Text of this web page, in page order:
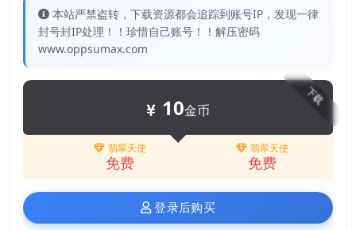
本站严禁盗转，下载资源都会追踪到账号IP，发现一律
封号封IP处理！！珍惜自己账号！！解压密码
www.oppsumax.com
下载
10金币
翡翠天使
免费
翡翠天使
免费
登录后购买